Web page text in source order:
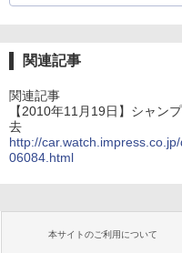
関連記事
関連記事
【2010年11月19日】シャン
去
http://
06084.html
本サイトのご利用について